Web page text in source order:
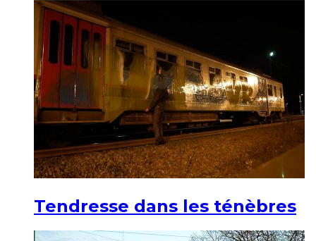
Tendresse dans les ténèbres